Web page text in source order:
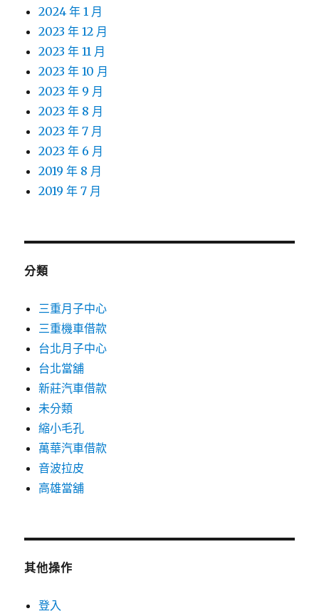
2024 年 1 月
2023 年 12 月
2023 年 11 月
2023 年 10 月
2023 年 9 月
2023 年 8 月
2023 年 7 月
2023 年 6 月
2019 年 8 月
2019 年 7 月
分類
三重月子中心
三重機車借款
台北月子中心
台北當舖
新莊汽車借款
未分類
縮小毛孔
萬華汽車借款
音波拉皮
高雄當舖
其他操作
登入